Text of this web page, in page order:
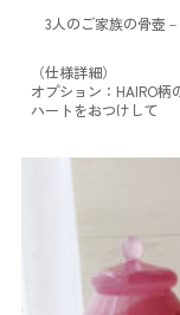
3人のご家族の骨壺
（仕様詳細）
オプション：HAIRO柄
ハートをおつけして